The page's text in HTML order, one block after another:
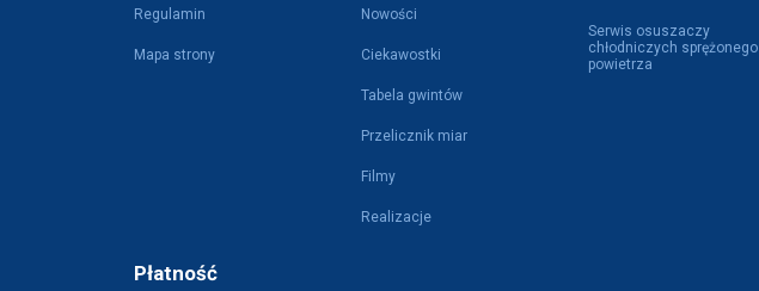
Regulamin
Mapa strony
Nowości
Ciekawostki
Tabela gwintów
Przelicznik miar
Filmy
Realizacje
Serwis osuszaczy
chłodniczych sprężonego
powietrza
Płatność